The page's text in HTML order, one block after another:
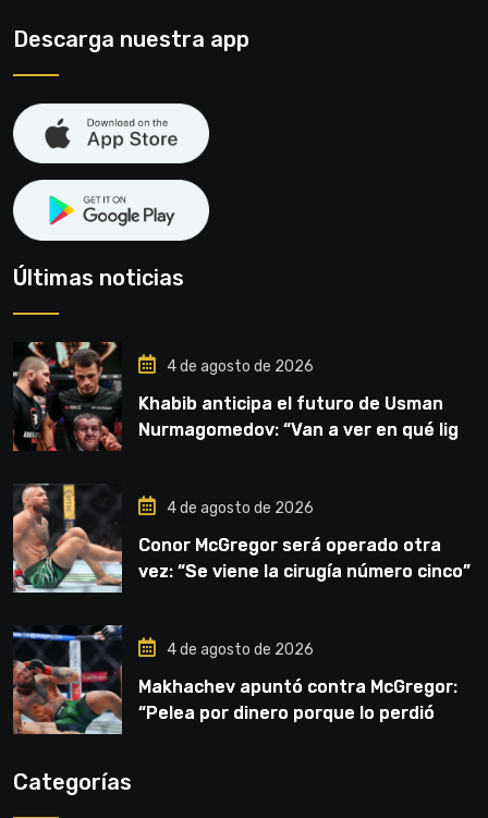
Descarga nuestra app
Últimas noticias
4 de agosto de 2026
Khabib anticipa el futuro de Usman
Nurmagomedov: “Van a ver en qué liga
4 de agosto de 2026
Conor McGregor será operado otra
vez: “Se viene la cirugía número cinco”
4 de agosto de 2026
Makhachev apuntó contra McGregor:
“Pelea por dinero porque lo perdió
Categorías